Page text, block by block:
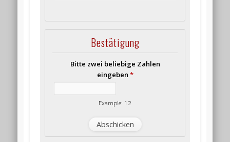
Bestätigung
Bitte zwei beliebige Zahlen
eingeben *
Example: 12